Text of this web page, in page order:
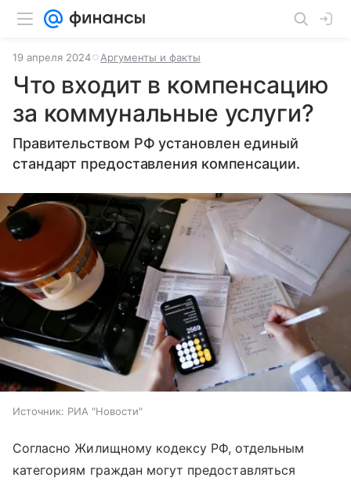
19 апреля 2024 Аргументы и факты
Что входит в компенсацию
за коммунальные услуги?
Правительством РФ установлен единый
стандарт предоставления компенсации.
Источник: РИА "Новости"
Согласно Жилищному кодексу РФ, отдельным
категориям граждан могут предоставляться